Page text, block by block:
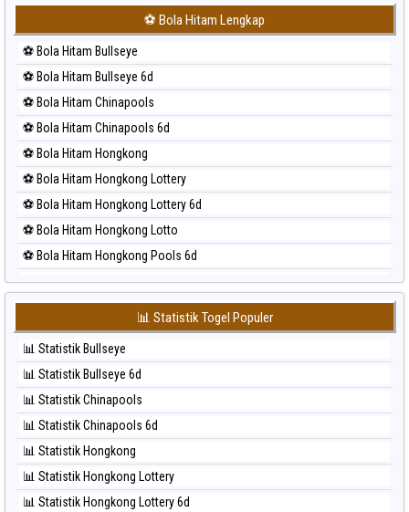
⚽ Bola Merah Japan 6d
⚽ Bola Merah Korea
⚽ Bola Merah Kuda Lari
⚽ Bola Merah Magnum Cambodia
⚽ Bola Merah Nagoya
⚽ Bola Merah North Carolina Day
⚽ Bola Merah Pcso
⚽ Bola Merah Sao Paulo
⚽ Bola Merah Singapore
⚽ Bola Merah Sydney
⚽ Bola Merah Sydney Lottery
⚽ Bola Merah Sydney Lottery 6d
⚽ Bola Merah Sydney Lotto
⚽ Bola Merah Sydney Pools 6d
⚽ Bola Merah Taipei
⚽ Bola Merah Taiwan
⚽ Bola Hitam Lengkap
⚽ Bola Hitam Bullseye
⚽ Bola Hitam Bullseye 6d
⚽ Bola Hitam Chinapools
⚽ Bola Hitam Chinapools 6d
⚽ Bola Hitam Hongkong
⚽ Bola Hitam Hongkong Lottery
⚽ Bola Hitam Hongkong Lottery 6d
⚽ Bola Hitam Hongkong Lotto
⚽ Bola Hitam Hongkong Pools 6d
⚽ Bola Hitam Japan
⚽ Bola Hitam Japan 6d
⚽ Bola Hitam Korea
⚽ Bola Hitam Kuda Lari
⚽ Bola Hitam Magnum Cambodia
⚽ Bola Hitam Nagoya
⚽ Bola Hitam North Carolina Day
⚽ Bola Hitam Pcso
⚽ Bola Hitam Sao Paulo
📊 Statistik Togel Populer
📊 Statistik Bullseye
📊 Statistik Bullseye 6d
📊 Statistik Chinapools
📊 Statistik Chinapools 6d
📊 Statistik Hongkong
📊 Statistik Hongkong Lottery
📊 Statistik Hongkong Lottery 6d